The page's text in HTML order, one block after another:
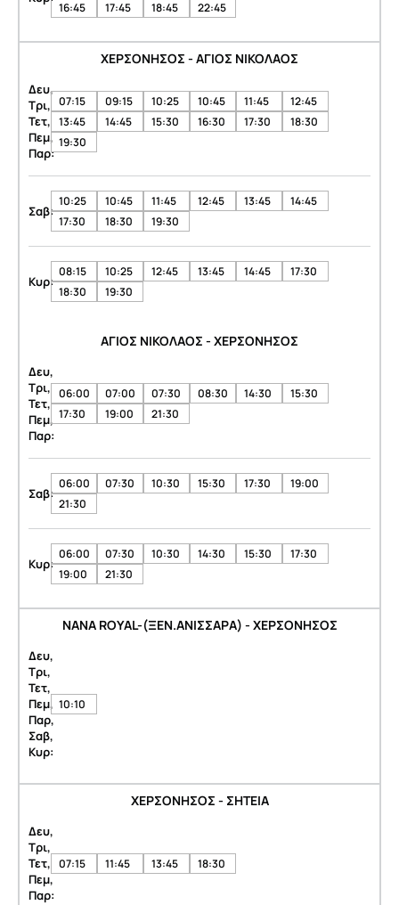
16:45
17:45 18:45 22:45
ΧΕΡΣΟΝΗΣΟΣ - ΑΓΙΟΣ ΝΙΚΟΛΑΟΣ
Δευ,
Τρι,
Τετ,
Πεμ,
Παρ:
07:15 09:15 10:25 10:45 11:45
12:45
13:45
14:45 15:30 16:30 17:30
18:30
19:30
Σαβ:
10:25 10:45 11:45 12:45 13:45
14:45
17:30
18:30 19:30
Κυρ:
08:15 10:25 12:45 13:45 14:45
17:30
18:30
19:30
ΑΓΙΟΣ ΝΙΚΟΛΑΟΣ - ΧΕΡΣΟΝΗΣΟΣ
Δευ,
Τρι,
Τετ,
Πεμ,
Παρ:
06:00 07:00 07:30 08:30 14:30
15:30
17:30
19:00 21:30
Σαβ:
06:00 07:30 10:30 15:30 17:30
19:00
21:30
Κυρ:
06:00 07:30 10:30 14:30 15:30
17:30
19:00
21:30
NANA ROYAL-(ΞΕΝ.ΑΝΙΣΣΑΡΑ) - ΧΕΡΣΟΝΗΣΟΣ
Δευ,
Τρι,
Τετ,
Πεμ,
Παρ,
Σαβ,
Κυρ:
10:10
ΧΕΡΣΟΝΗΣΟΣ - ΣΗΤΕΙΑ
Δευ,
Τρι,
Τετ,
Πεμ,
Παρ:
07:15 11:45 13:45 18:30